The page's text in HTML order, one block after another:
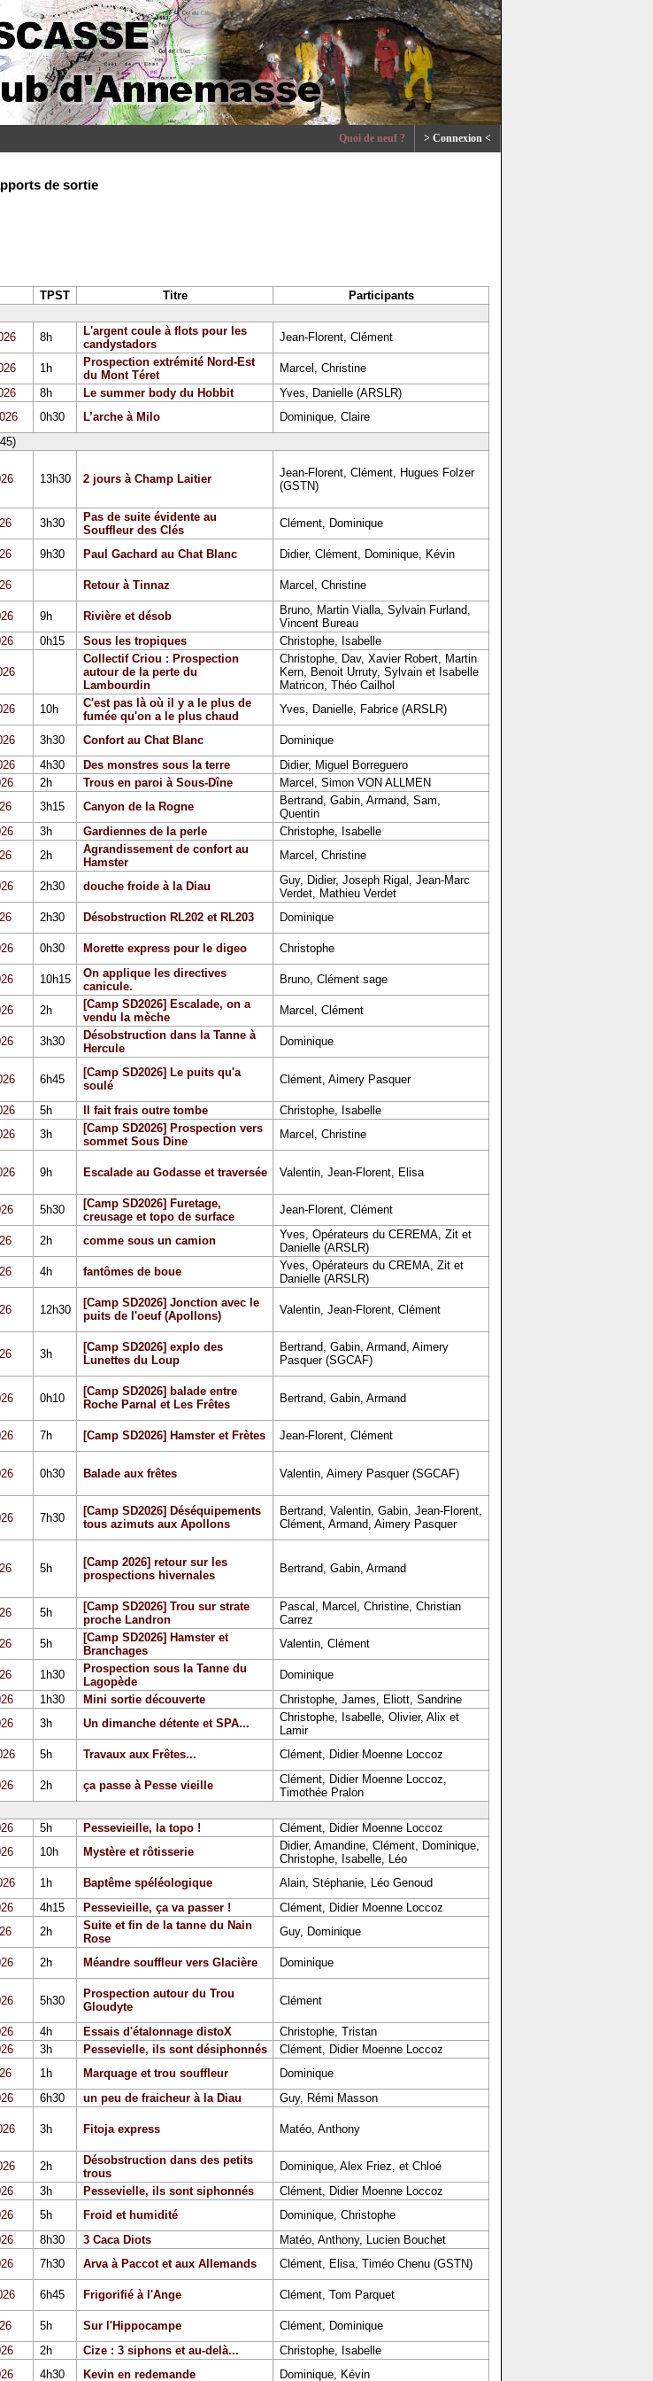
> Connexion <
Quoi de neuf ?
de sortie
TPST Titre
Participants
8h
L'argent coule à flots pour les
candystadors
Jean-Florent, Clément
1h
Prospection extrémité Nord-Est
du Mont Téret
Marcel, Christine
8h Le summer body du Hobbit
Yves, Danielle (ARSLR)
0h30 L’arche à Milo
Dominique, Claire
13h30 2 jours à Champ Laitier
Jean-Florent, Clément, Hugues Folzer
(GSTN)
3h30
Pas de suite évidente au
Souffleur des Clés
Clément, Dominique
9h30 Paul Gachard au Chat Blanc
Didier, Clément, Dominique, Kévin
Retour à Tinnaz Marcel, Christine
9h Rivière et désob
Bruno, Martin Vialla, Sylvain Furland,
Vincent Bureau
0h15 Sous les tropiques Christophe, Isabelle
Collectif Criou : Prospection
autour de la perte du
Lambourdin
Christophe, Dav, Xavier Robert, Martin
Kern, Benoit Urruty, Sylvain et Isabelle
Matricon, Théo Cailhol
10h
C'est pas là où il y a le plus de
fumée qu'on a le plus chaud
Yves, Danielle, Fabrice (ARSLR)
3h30 Confort au Chat Blanc
Dominique
4h30 Des monstres sous la terre
Didier, Miguel Borreguero
2h Trous en paroi à Sous-Dîne
Marcel, Simon VON ALLMEN
3h15 Canyon de la Rogne
Bertrand, Gabin, Armand, Sam,
Quentin
3h Gardiennes de la perle
Christophe, Isabelle
2h
Agrandissement de confort au
Hamster
Marcel, Christine
2h30 douche froide à la Diau
Guy, Didier, Joseph Rigal, Jean-Marc
Verdet, Mathieu Verdet
2h30 Désobstruction RL202 et RL203
Dominique
0h30 Morette express pour le digeo Christophe
10h15
On applique les directives
canicule.
Bruno, Clément sage
2h
[Camp SD2026] Escalade, on a
vendu la mèche
Marcel, Clément
3h30
Désobstruction dans la Tanne à
Hercule
Dominique
6h45
[Camp SD2026] Le puits qu'a
soulé
Clément, Aimery Pasquer
5h Il fait frais outre tombe
Christophe, Isabelle
3h
[Camp SD2026] Prospection vers
sommet Sous Dine
Marcel, Christine
9h Escalade au Godasse et traversée Valentin, Jean-Florent, Elisa
5h30
[Camp SD2026] Furetage,
creusage et topo de surface
Jean-Florent, Clément
2h comme sous un camion
Yves, Opérateurs du CEREMA, Zit et
Danielle (ARSLR)
4h fantômes de boue
Yves, Opérateurs du CREMA, Zit et
Danielle (ARSLR)
12h30
[Camp SD2026] Jonction avec le
puits de l'oeuf (Apollons)
Valentin, Jean-Florent, Clément
3h
[Camp SD2026] explo des
Lunettes du Loup
Bertrand, Gabin, Armand, Aimery
Pasquer (SGCAF)
0h10
[Camp SD2026] balade entre
Roche Parnal et Les Frêtes
Bertrand, Gabin, Armand
7h [Camp SD2026] Hamster et Frètes
Jean-Florent, Clément
0h30 Balade aux frêtes Valentin, Aimery Pasquer (SGCAF)
7h30
[Camp SD2026] Déséquipements
tous azimuts aux Apollons
Bertrand, Valentin, Gabin, Jean-Florent,
Clément, Armand, Aimery Pasquer
5h
[Camp 2026] retour sur les
prospections hivernales
Bertrand, Gabin, Armand
5h
[Camp SD2026] Trou sur strate
proche Landron
Pascal, Marcel, Christine, Christian
Carrez
5h
[Camp SD2026] Hamster et
Branchages
Valentin, Clément
1h30
Prospection sous la Tanne du
Lagopède
Dominique
1h30 Mini sortie découverte
Christophe, James, Eliott, Sandrine
3h Un dimanche détente et SPA...
Christophe, Isabelle, Olivier, Alix et
Lamir
5h Travaux aux Frêtes... Clément, Didier Moenne Loccoz
2h ça passe à Pesse vieille
Clément, Didier Moenne Loccoz,
Timothée Pralon
5h Pessevieille, la topo !
Clément, Didier Moenne Loccoz
10h Mystère et rôtisserie
Didier, Amandine, Clément, Dominique,
Christophe, Isabelle, Léo
1h Baptême spéléologique
Alain, Stéphanie, Léo Genoud
4h15 Pessevieille, ça va passer !
Clément, Didier Moenne Loccoz
2h
Suite et fin de la tanne du Nain
Rose
Guy, Dominique
2h Méandre souffleur vers Glacière
Dominique
5h30
Prospection autour du Trou
Gloudyte
Clément
4h Essais d'étalonnage distoX
Christophe, Tristan
3h Pessevielle, ils sont désiphonnés
Clément, Didier Moenne Loccoz
1h Marquage et trou souffleur
Dominique
6h30 un peu de fraicheur à la Diau
Guy, Rémi Masson
3h Fitoja express Matéo, Anthony
2h
Désobstruction dans des petits
trous
Dominique, Alex Friez, et Chloé
3h Pessevielle, ils sont siphonnés
Clément, Didier Moenne Loccoz
5h Froid et humidité
Dominique, Christophe
8h30 3 Caca Diots
Matéo, Anthony, Lucien Bouchet
7h30 Arva à Paccot et aux Allemands
Clément, Elisa, Timéo Chenu (GSTN)
6h45 Frigorifié à l'Ange
Clément, Tom Parquet
5h Sur l'Hippocampe
Clément, Dominique
2h Cize : 3 siphons et au-delà...
Christophe, Isabelle
4h30 Kevin en redemande Dominique, Kévin